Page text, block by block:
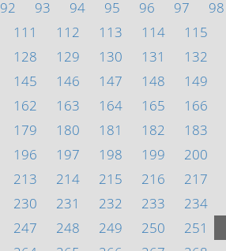
92 93 94 95 96 97 98
111 112 113 114 115
128 129 130 131 132
145 146 147 148 149
162 163 164 165 166
179 180 181 182 183
196 197 198 199 200
213 214 215 216 217
230 231 232 233 234
247 248 249 250 251